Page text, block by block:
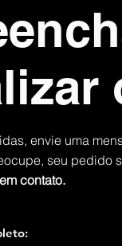
envie uma
seu pedido
em contato.